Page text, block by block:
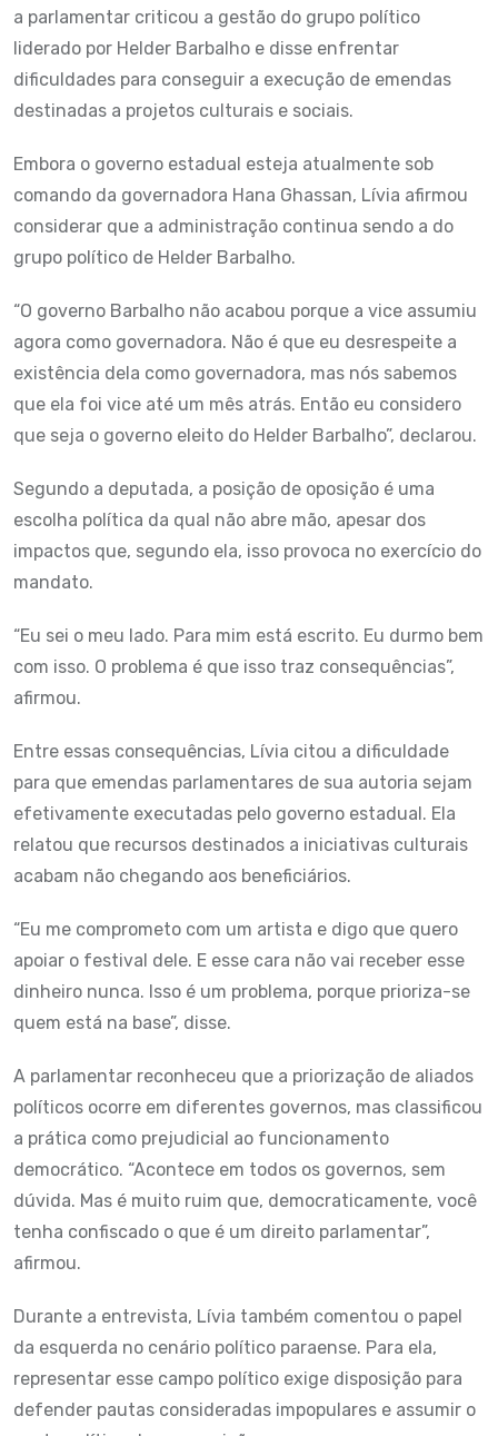
a parlamentar criticou a gestão do grupo político
liderado por Helder Barbalho e disse enfrentar
dificuldades para conseguir a execução de emendas
destinadas a projetos culturais e sociais.
Embora o governo estadual esteja atualmente sob
comando da governadora Hana Ghassan, Lívia afirmou
considerar que a administração continua sendo a do
grupo político de Helder Barbalho.
“O governo Barbalho não acabou porque a vice assumiu
agora como governadora. Não é que eu desrespeite a
existência dela como governadora, mas nós sabemos
que ela foi vice até um mês atrás. Então eu considero
que seja o governo eleito do Helder Barbalho”, declarou.
Segundo a deputada, a posição de oposição é uma
escolha política da qual não abre mão, apesar dos
impactos que, segundo ela, isso provoca no exercício do
mandato.
“Eu sei o meu lado. Para mim está escrito. Eu durmo bem
com isso. O problema é que isso traz consequências”,
afirmou.
Entre essas consequências, Lívia citou a dificuldade
para que emendas parlamentares de sua autoria sejam
efetivamente executadas pelo governo estadual. Ela
relatou que recursos destinados a iniciativas culturais
acabam não chegando aos beneficiários.
“Eu me comprometo com um artista e digo que quero
apoiar o festival dele. E esse cara não vai receber esse
dinheiro nunca. Isso é um problema, porque prioriza-se
quem está na base”, disse.
A parlamentar reconheceu que a priorização de aliados
políticos ocorre em diferentes governos, mas classificou
a prática como prejudicial ao funcionamento
democrático. “Acontece em todos os governos, sem
dúvida. Mas é muito ruim que, democraticamente, você
tenha confiscado o que é um direito parlamentar”,
afirmou.
Durante a entrevista, Lívia também comentou o papel
da esquerda no cenário político paraense. Para ela,
representar esse campo político exige disposição para
defender pautas consideradas impopulares e assumir o